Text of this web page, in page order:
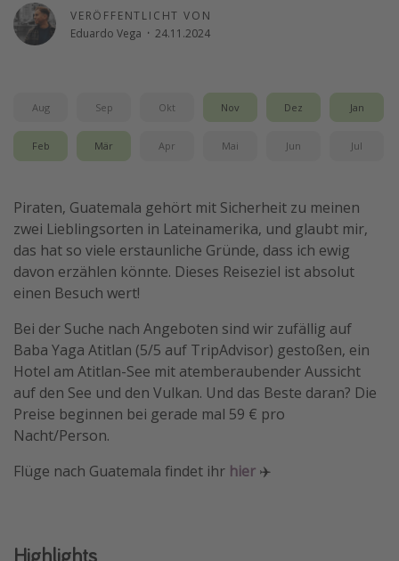
Rundreisen in Thailand
Bahnreisen in der Schweiz
Travel Know How
Silvesterreisen
Last Minute Urlaub Mallorca
VERÖFFENTLICHT VON
Eduardo Vega · 24.11.2024
Aug Sep Okt Nov Dez Jan
Feb Mär Apr Mai Jun Jul
Piraten, Guatemala gehört mit Sicherheit zu meinen
zwei Lieblingsorten in Lateinamerika, und glaubt mir,
das hat so viele erstaunliche Gründe, dass ich ewig
davon erzählen könnte. Dieses Reiseziel ist absolut
einen Besuch wert!
Bei der Suche nach Angeboten sind wir zufällig auf
Baba Yaga Atitlan (5/5 auf TripAdvisor) gestoßen, ein
Hotel am Atitlan-See mit atemberaubender Aussicht
auf den See und den Vulkan. Und das Beste daran? Die
Preise beginnen bei gerade mal 59 € pro
Nacht/Person.
Flüge nach Guatemala findet ihr hier ✈️
Highlights